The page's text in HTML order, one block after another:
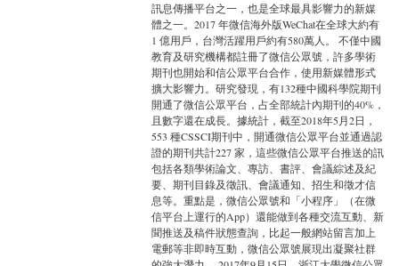
訊息傳播平台之一，也是全球最具影響力的新媒
體之一。2017 年微信海外版WeChat在全球大約有
1 億用戶，台灣活躍用戶約有580萬人。 不僅中國
教育及研究機構都註冊了微信公眾號，許多學術
期刊也開始和信公眾平台合作，使用新媒體形式
擴大影響力。研究發現，有132種中國科學院期刊
開通了微信公眾平台，占全部統計內期刊的40%，
且數字還在成長。據統計，截至2018年5月2日，
553 種CSSCI期刊中，開通微信公眾平台並通過認
證的期刊共計227 家，這些微信公眾平台推送的訊
包括各類學術論文、專訪、書評、會議綜述及紀
要、期刊目錄及徵訊、會議通知、招生和徵才信
息等。重點是，微信公眾號和「小程序」（在微
信平台上運行的App）還能做到各種交流互動、新
聞推送及稿件狀態查詢，比起一般網站留言加上
電郵等非即時互動，微信公眾號展現出凝聚社群